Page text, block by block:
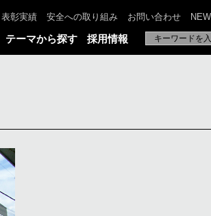
表彰実績 安全への取り組み お問い合わせ
テーマから探す 採用情報